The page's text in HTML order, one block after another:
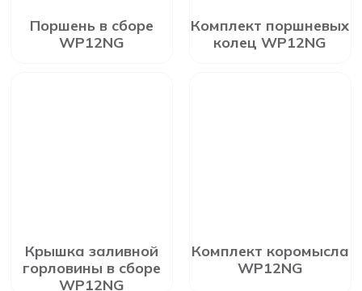
Поршень в сборе
WP12NG
Комплект поршневых
колец WP12NG
Крышка заливной
горловины в сборе
WP12NG
Комплект коромысла
WP12NG